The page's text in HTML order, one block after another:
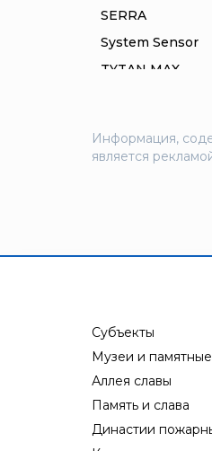
SERRA
System Sensor
TYTAN MAX
«TFT» США
АО
АРТИ
Болид
Бонус-Вита
Брандбулл
Бриз-Кама
Информация,
является
Субъекты
Музеи и
Аллея славы
Память и слава
Династии